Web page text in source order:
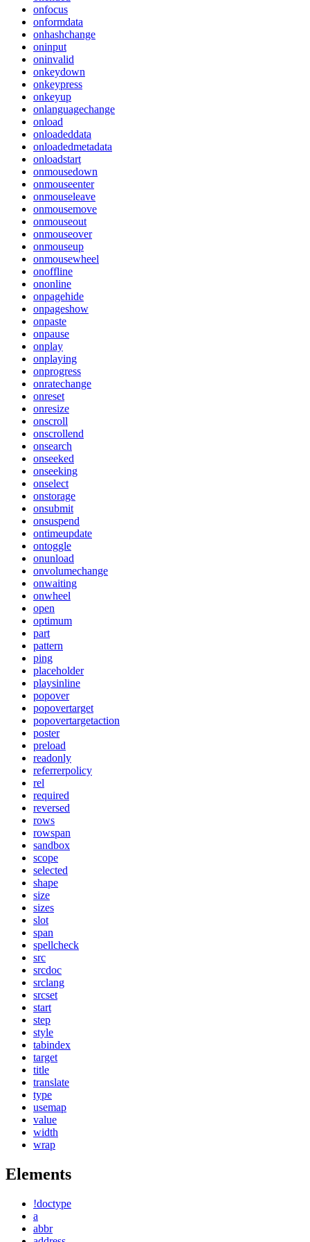
onfocus
onformdata
onhashchange
oninput
oninvalid
onkeydown
onkeypress
onkeyup
onlanguagechange
onload
onloadeddata
onloadedmetadata
onloadstart
onmousedown
onmouseenter
onmouseleave
onmousemove
onmouseout
onmouseover
onmouseup
onmousewheel
onoffline
ononline
onpagehide
onpageshow
onpaste
onpause
onplay
onplaying
onprogress
onratechange
onreset
onresize
onscroll
onscrollend
onsearch
onseeked
onseeking
onselect
onstorage
onsubmit
onsuspend
ontimeupdate
ontoggle
onunload
onvolumechange
onwaiting
onwheel
open
optimum
part
pattern
ping
placeholder
playsinline
popover
popovertarget
popovertargetaction
poster
preload
readonly
referrerpolicy
rel
required
reversed
rows
rowspan
sandbox
scope
selected
shape
size
sizes
slot
span
spellcheck
src
srcdoc
srclang
srcset
start
step
style
tabindex
target
title
translate
type
usemap
value
width
wrap
Elements
!doctype
a
abbr